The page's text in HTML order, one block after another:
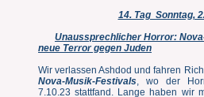
14. Tag Sonntag,
Unaussprechlicher Horror:
neue Terror gegen Juden
Wir verlassen Ashdod und fahren
Nova-Musik-Festivals, wo der
7.10.23 stattfand. Lange haben wir